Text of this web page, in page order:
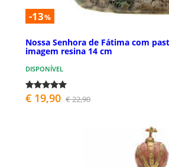
-13%
Nossa Senhora de Fátima com
imagem resina 14 cm
DISPONÍVEL
€ 19,90 € 22,90